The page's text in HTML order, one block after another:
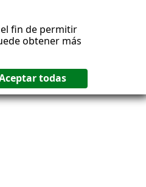
fin de permitir
obtener más